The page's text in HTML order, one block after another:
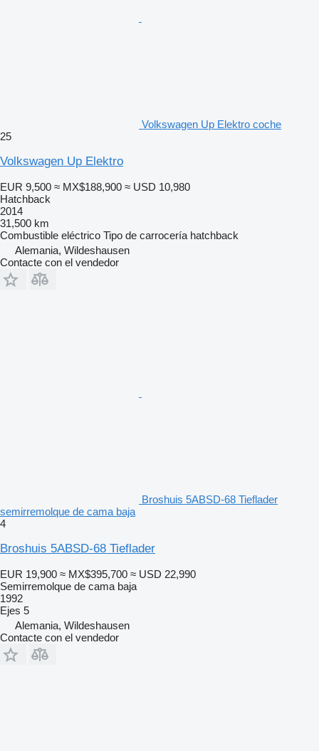
Volkswagen Up Elektro coche
25
Volkswagen Up Elektro
EUR 9,500 ≈ MX$188,900 ≈ USD 10,980
Hatchback
2014
31,500 km
Combustible eléctrico Tipo de carrocería hatchback
Alemania, Wildeshausen
Contacte con el vendedor
Broshuis 5ABSD-68 Tieflader
semirremolque de cama baja
4
Broshuis 5ABSD-68 Tieflader
EUR 19,900 ≈ MX$395,700 ≈ USD 22,990
Semirremolque de cama baja
1992
Ejes 5
Alemania, Wildeshausen
Contacte con el vendedor